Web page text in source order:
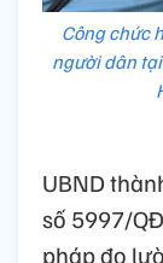
Công chức
người dân
UBND
số 5997/
pháp đo